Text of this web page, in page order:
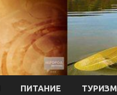
ПИТАНИЕ ТУРИЗМ